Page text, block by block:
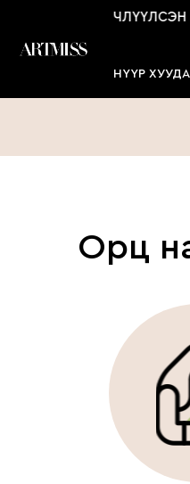
СОНГОН ҮЙЛЧЛҮҮЛСЭН
НҮҮР
Орц